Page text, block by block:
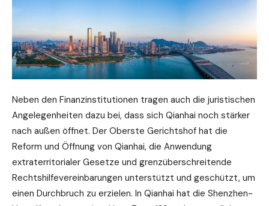
Neben den Finanzinstitutionen tragen auch die juristischen
Angelegenheiten dazu bei, dass sich Qianhai noch stärker
nach außen öffnet. Der Oberste Gerichtshof hat die
Reform und Öffnung von Qianhai, die Anwendung
extraterritorialer Gesetze und grenzüberschreitende
Rechtshilfevereinbarungen unterstützt und geschützt, um
einen Durchbruch zu erzielen. In Qianhai hat die Shenzhen-